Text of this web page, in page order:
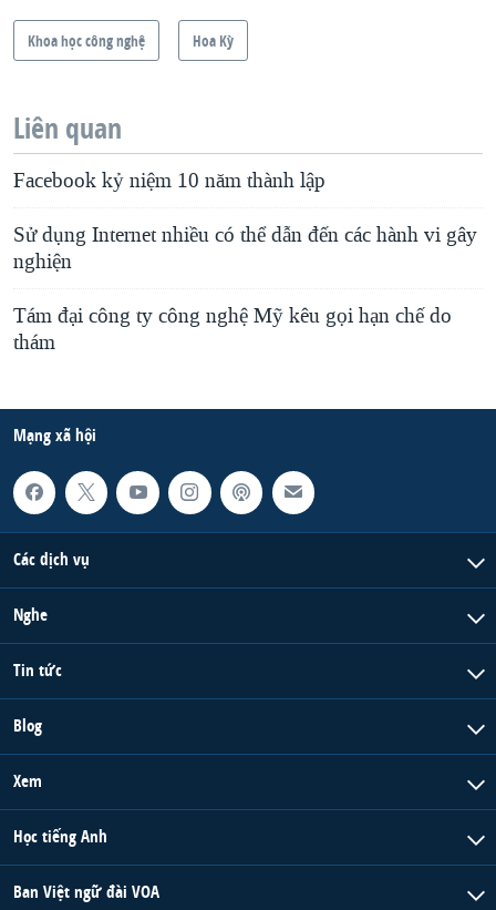
Khoa học công nghệ Hoa Kỳ
Liên quan
Facebook kỷ niệm 10 năm thành lập
Sử dụng Internet nhiều có thể dẫn đến các hành vi gây
nghiện
Tám đại công ty công nghệ Mỹ kêu gọi hạn chế do
thám
Mạng xã hội
Các dịch vụ
Nghe
Tin tức
Blog
Xem
Học tiếng Anh
Ban Việt ngữ đài VOA